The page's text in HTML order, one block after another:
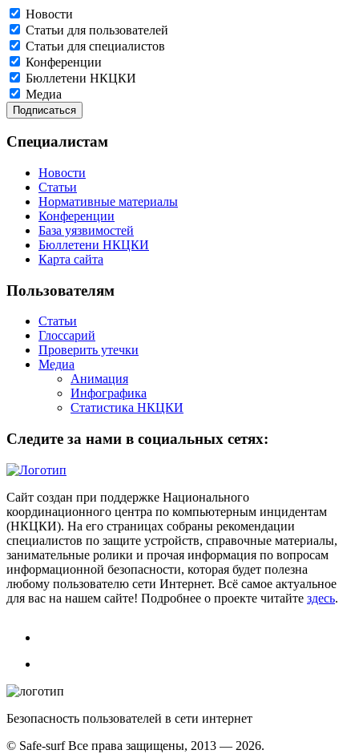
Новости
Статьи для пользователей
Статьи для специалистов
Конференции
Бюллетени НКЦКИ
Медиа
Специалистам
Новости
Статьи
Нормативные материалы
Конференции
База уязвимостей
Бюллетени НКЦКИ
Карта сайта
Пользователям
Статьи
Глоссарий
Проверить утечки
Медиа
Анимация
Инфографика
Статистика НКЦКИ
Следите за нами в социальных сетях:
Сайт создан при поддержке Национального
координационного центра по компьютерным инцидентам
(НКЦКИ). На его страницах собраны рекомендации
специалистов по защите устройств, справочные материалы,
занимательные ролики и прочая информация по вопросам
информационной безопасности, которая будет полезна
любому пользователю сети Интернет. Всё самое актуальное
для вас на нашем сайте! Подробнее о проекте читайте здесь.
Безопасность пользователей в сети интернет
© Safe-surf Все права защищены, 2013 — 2026.